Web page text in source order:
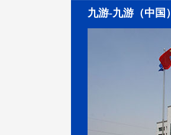
九游-九游（中国）